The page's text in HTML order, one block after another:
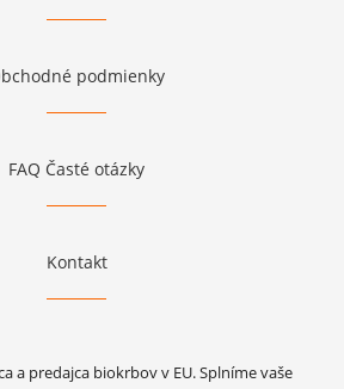
podmienky
FAQ Časté otázky
Kontakt
a predajca biokrbov v EU. Splníme vaše